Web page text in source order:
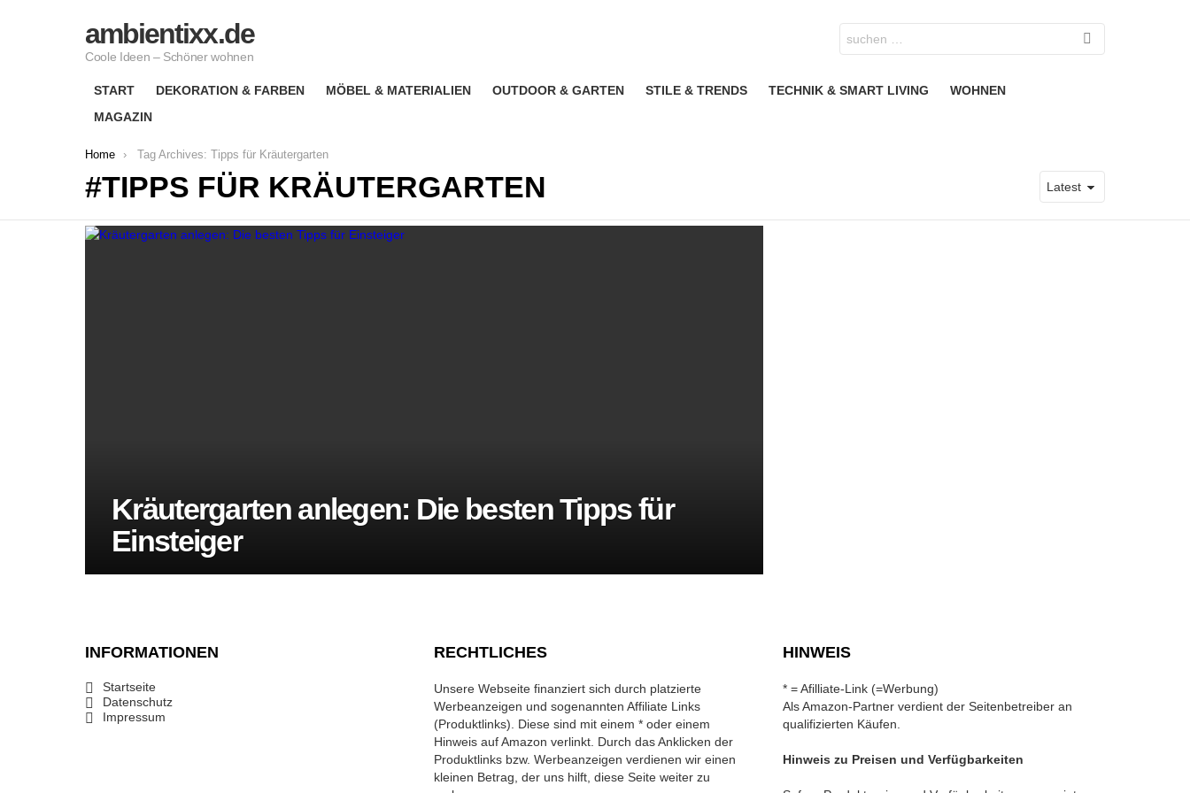
ambientixx.de
Coole Ideen – Schöner wohnen
for:
START DEKORATION & FARBEN MÖBEL & MATERIALIEN OUTDOOR & GARTEN STILE & TRENDS TECHNIK & SMART LIVING
WOHNEN
MAGAZIN
You are here:
Home Tag Archives: Tipps für Kräutergarten
TIPPS FÜR KRÄUTERGARTEN
LATEST
Kräutergarten anlegen: Die besten Tipps für
Einsteiger
INFORMATIONEN
Startseite
Datenschutz
Impressum
RECHTLICHES
Unsere Webseite finanziert sich durch platzierte
Werbeanzeigen und sogenannten Affiliate Links
(Produktlinks). Diese sind mit einem * oder einem
Hinweis auf Amazon verlinkt. Durch das Anklicken der
Produktlinks bzw. Werbeanzeigen verdienen wir einen
kleinen Betrag, der uns hilft, diese Seite weiter zu
HINWEIS
* = Afilliate-Link (=Werbung)
Als Amazon-Partner verdient der Seitenbetreiber an
qualifizierten Käufen.
Hinweis zu Preisen und Verfügbarkeiten